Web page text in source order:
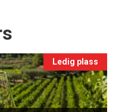
Ledig plass